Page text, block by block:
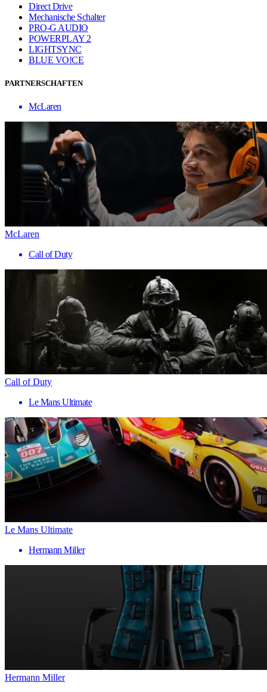
Direct Drive
Mechanische Schalter
PRO-G AUDIO
POWERPLAY 2
LIGHTSYNC
BLUE VO!CE
PARTNERSCHAFTEN
McLaren
McLaren
Call of Duty
Call of Duty
Le Mans Ultimate
Le Mans Ultimate
Hermann Miller
Hermann Miller